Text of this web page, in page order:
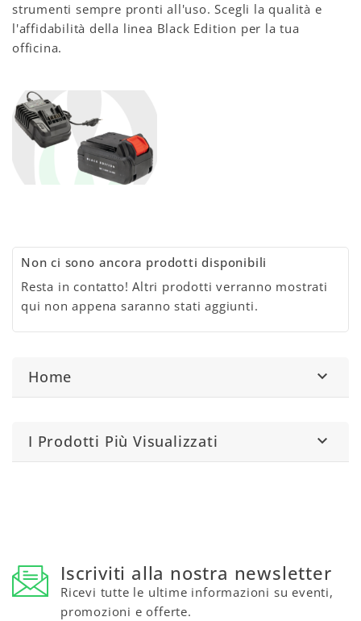
strumenti sempre pronti all'uso. Scegli la qualità e
l'affidabilità della linea Black Edition per la tua
officina.
Non ci sono ancora prodotti disponibili
Resta in contatto! Altri prodotti verranno mostrati
qui non appena saranno stati aggiunti.
Home 
I Prodotti Più Visualizzati 
Iscriviti alla nostra newsletter
Ricevi tutte le ultime informazioni su eventi,
promozioni e offerte.